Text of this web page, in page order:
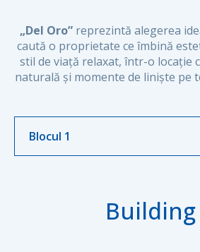
„Del Oro” reprezintă alegerea
caută o proprietate ce îmbină
stil de viață relaxat, într-o locație
naturală și momente de liniște pe
Building